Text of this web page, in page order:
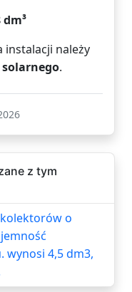
dm³
instalacji należy
solarnego.
z tym
kolektorów o
wynosi 4,5 dm3,